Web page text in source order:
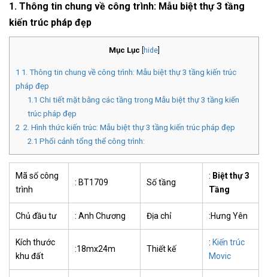
1. Thông tin chung về công trình: Mẫu biệt thự 3 tầng
kiến trúc pháp đẹp
Mục Lục hide]
1 1. Thông tin chung về công trình: Mẫu biệt thự 3 tầng kiến trúc
pháp đẹp
1.1 Chi tiết mặt bằng các tầng trong Mẫu biệt thự 3 tầng kiến
trúc pháp đẹp
2 2. Hình thức kiến trúc: Mẫu biệt thự 3 tầng kiến trúc pháp đẹp
2.1 Phối cảnh tổng thể công trình:
Mã số công
trình
: BT1709 Số tầng
: Biệt thự 3
Tầng
Chủ đầu tư : Anh Chương Địa chỉ :Hưng Yên
Kích thước
khu đất
:18mx24m Thiết kế
: Kiến trúc
Movic